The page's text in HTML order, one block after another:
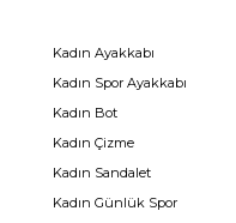
Kadın Ayakkabı
Kadın Spor Ayakkabı
Kadın Bot
Kadın Çizme
Kadın Sandalet
Kadın Günlük Spor